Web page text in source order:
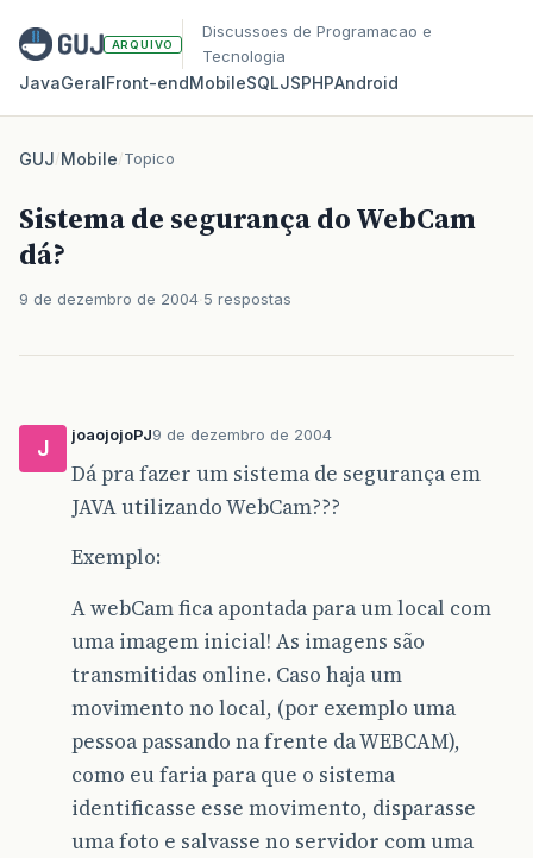
ARQUIVO
Discussoes de Programacao e
Tecnologia
JavaGeralFront‑endMobileSQLJSPHPAndroid
GUJ/Mobile/Topico
Sistema de segurança do WebCam
dá?
9 de dezembro de 2004 5 respostas
J
joaojojoPJ9 de dezembro de 2004
Dá pra fazer um sistema de segurança em
JAVA utilizando WebCam???
Exemplo:
A webCam fica apontada para um local com
uma imagem inicial! As imagens são
transmitidas online. Caso haja um
movimento no local, (por exemplo uma
pessoa passando na frente da WEBCAM),
como eu faria para que o sistema
identificasse esse movimento, disparasse
uma foto e salvasse no servidor com uma